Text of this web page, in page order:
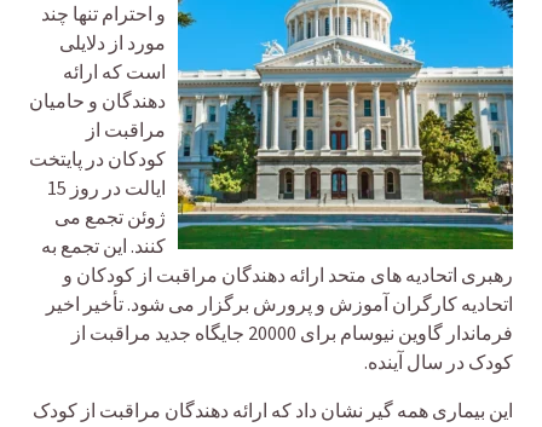
و احترام تنها چند
مورد از دلایلی
است که ارائه
دهندگان و حامیان
مراقبت از
کودکان در پایتخت
ایالت در روز 15
ژوئن تجمع می
کنند. این تجمع به
رهبری اتحادیه های متحد ارائه دهندگان مراقبت از کودکان و
اتحادیه کارگران آموزش و پرورش برگزار می شود. تأخیر اخیر
فرماندار گاوین نیوسام برای 20000 جایگاه جدید مراقبت از
کودک در سال آینده.
این بیماری همه گیر نشان داد که ارائه دهندگان مراقبت از کودک